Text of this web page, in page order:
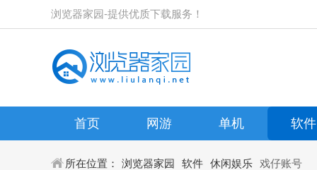
浏览器家园-提供优质下载服务！
首页 网游 单机 软件
所在位置： 浏览器家园 软件 休闲娱乐 戏仔账号